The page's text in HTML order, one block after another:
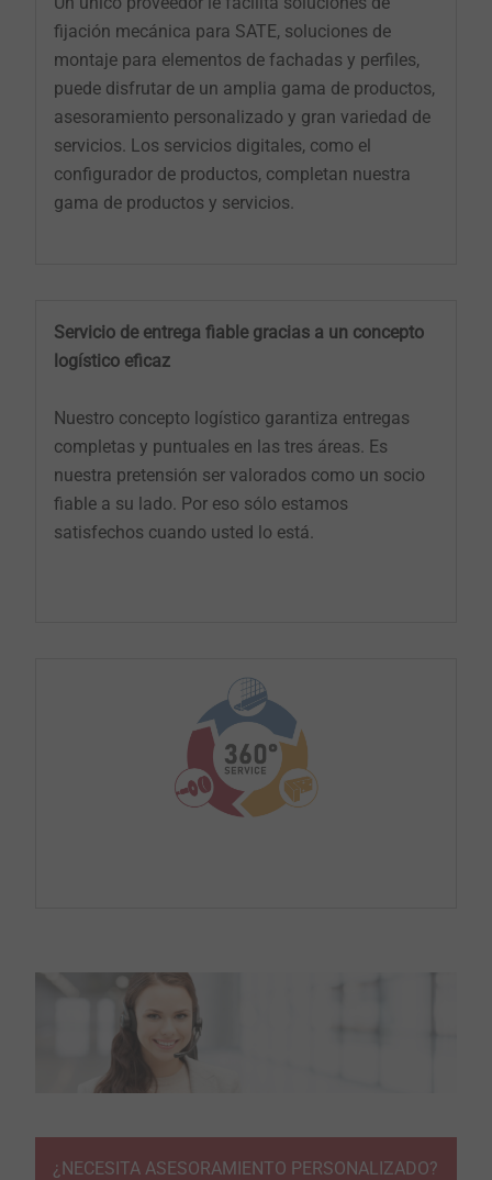
fijación mecánica para SATE, soluciones de
montaje para elementos de fachadas y perfiles,
puede disfrutar de un amplia gama de productos,
asesoramiento personalizado y gran variedad de
servicios. Los servicios digitales, como el
configurador de productos, completan nuestra
gama de productos y servicios.
Servicio de entrega fiable gracias a un concepto
logístico eficaz
Nuestro concepto logístico garantiza entregas
completas y puntuales en las tres áreas. Es
nuestra pretensión ser valorados como un socio
fiable a su lado. Por eso sólo estamos
satisfechos cuando usted lo está.
¿NECESITA ASESORAMIENTO PERSONALIZADO?